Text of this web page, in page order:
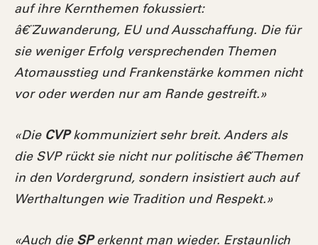
auf ihre Kernthemen fokussiert:
â€¨Zuwanderung, EU und Ausschaffung. Die für
sie weniger Erfolg versprechenden Themen
Atomausstieg und Frankenstärke kommen nicht
vor oder werden nur am Rande gestreift.»
«Die CVPkommuniziert sehr breit. Anders als
die SVP rückt sie nicht nur politische â€¨Themen
in den Vordergrund, sondern insistiert auch auf
Werthaltungen wie Tradition und Respekt.»
«Auch die SPerkennt man wieder. Erstaunlich